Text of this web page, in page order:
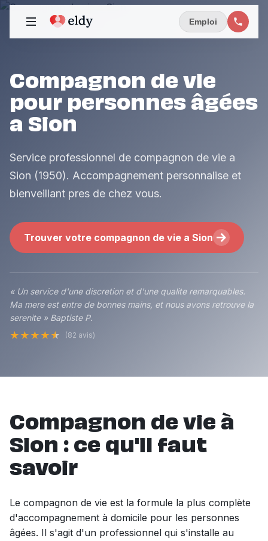
Emploi
Compagnon de vie
pour personnes âgées
a Sion
Service professionnel de compagnon de vie a
Sion (1950). Accompagnement personnalise et
bienveillant pres de chez vous.
Trouver votre compagnon de vie a Sion
« Un service d'une discretion et d'une qualite remarquables.
Ma mere est entre de bonnes mains, et nous avons retrouve la
serenite » Baptiste P.
★ ★ ★ ★ ★ (82 avis)
Compagnon de vie à
Sion : ce qu'il faut
savoir
Le compagnon de vie est la formule la plus complète
d'accompagnement à domicile pour les personnes
âgées. Il s'agit d'un professionnel qui s'installe au